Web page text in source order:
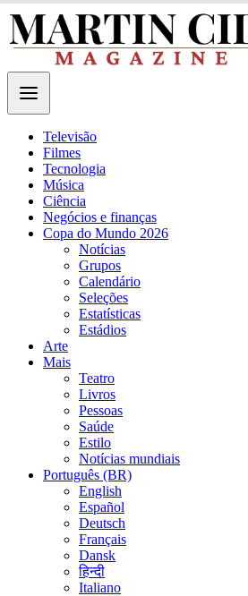
Televisão
Filmes
Tecnologia
Música
Ciência
Negócios e finanças
Copa do Mundo 2026
Notícias
Grupos
Calendário
Seleções
Estatísticas
Estádios
Arte
Mais
Teatro
Livros
Pessoas
Saúde
Estilo
Notícias mundiais
Português (BR)
English
Español
Deutsch
Français
Dansk
हिन्दी
Italiano